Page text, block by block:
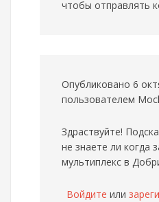
чтобы отправлять
Опубликовано 6
пользователем
Здраствуйте!
не знаете ли когда
мультиплекс в
Войдите или